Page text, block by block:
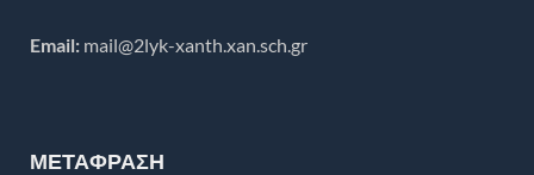
Email: mail@2lyk-xanth.xan.sch.gr
ΜΕΤΆΦΡΑΣΗ